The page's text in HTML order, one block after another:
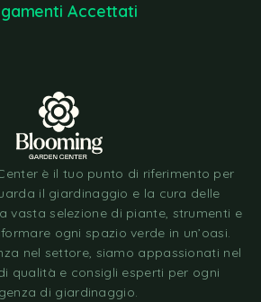
è il tuo punto di riferimento per
il giardinaggio e la cura delle
vasta selezione di piante, strumenti e
ogni spazio verde in un’oasi.
nel settore, siamo appassionati nel
qualità e consigli esperti per ogni
di giardinaggio.
Accettati